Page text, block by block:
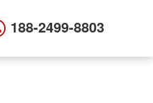
188-2499-8803